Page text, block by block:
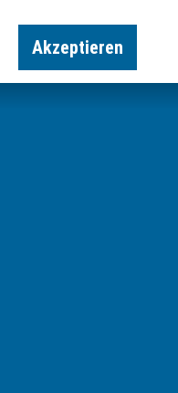
Suche Buchen
Akzeptieren